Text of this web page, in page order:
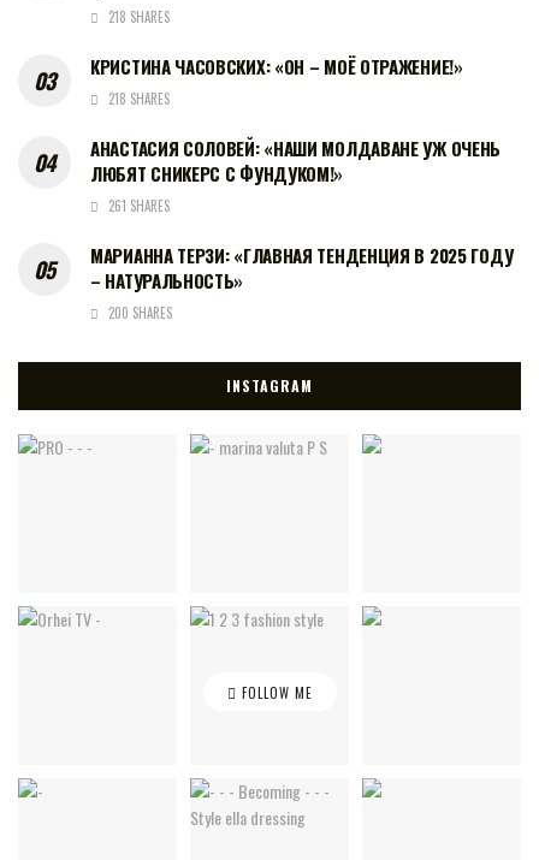
218 SHARES
КРИСТИНА ЧАСОВСКИХ: «ОН – МОЁ ОТРАЖЕНИЕ!»
218 SHARES
АНАСТАСИЯ СОЛОВЕЙ: «НАШИ МОЛДАВАНЕ УЖ ОЧЕНЬ
ЛЮБЯТ СНИКЕРС С ФУНДУКОМ!»
261 SHARES
МАРИАННА ТЕРЗИ: «ГЛАВНАЯ ТЕНДЕНЦИЯ В 2025 ГОДУ
– НАТУРАЛЬНОСТЬ»
200 SHARES
INSTAGRAM
FOLLOW ME